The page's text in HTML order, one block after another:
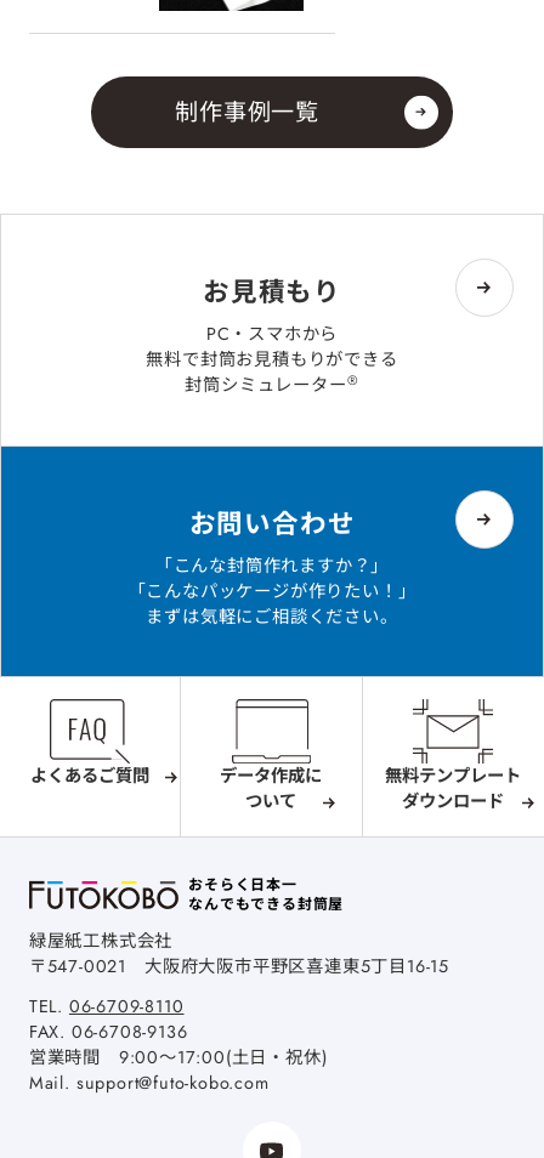
制作事例一覧
お見積もり
PC・スマホから
無料で封筒お見積もりができる
封筒シミュレーター®
お問い合わせ
「こんな封筒作れますか？」
「こんなパッケージが作りたい！」
まずは気軽にご相談ください。
よくあるご質問
データ作成に
ついて
無料テンプレート
ダウンロード
おそらく日本一
なんでもできる封筒屋
緑屋紙工株式会社
〒547-0021 大阪府大阪市平野区喜連東5丁目16-15
TEL. 06-6709-8110
FAX. 06-6708-9136
営業時間 9:00～17:00(土日・祝休)
Mail. support@futo-kobo.com